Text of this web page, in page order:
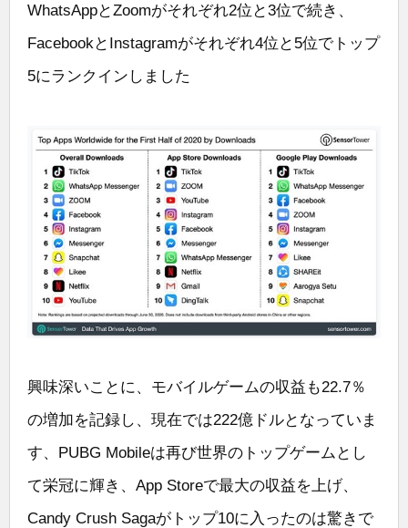
WhatsAppとZoomがそれぞれ2位と3位で続き、
FacebookとInstagramがそれぞれ4位と5位でトップ
5にランクインしました
興味深いことに、モバイルゲームの収益も22.7％
の増加を記録し、現在では222億ドルとなっていま
す、PUBG Mobileは再び世界のトップゲームとし
て栄冠に輝き、App Storeで最大の収益を上げ、
Candy Crush Sagaがトップ10に入ったのは驚きで